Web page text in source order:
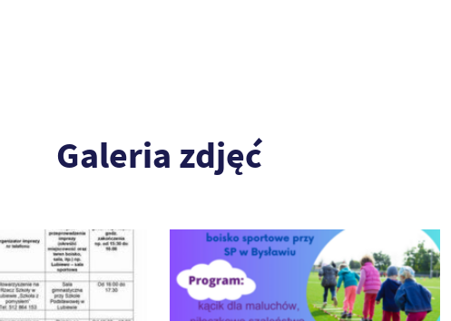
Galeria zdjęć